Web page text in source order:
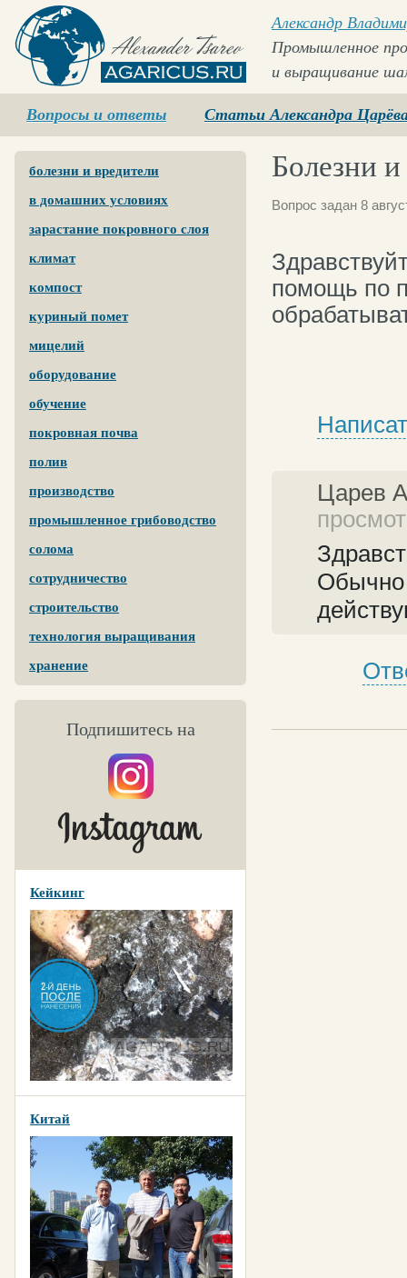
Agaricus.ru
Александр
Промышленное
и выращивание
Вопросы и ответы Статьи Александра
болезни и вредители
в домашних условиях
зарастание покровного слоя
климат
компост
куриный помет
мицелий
оборудование
обучение
покровная почва
полив
производство
промышленное грибоводство
солома
сотрудничество
строительство
технология выращивания
хранение
Подпишитесь на
Кейкинг
Китай
Болезни
Вопрос задан 8
помощь по
Царев
Обычно